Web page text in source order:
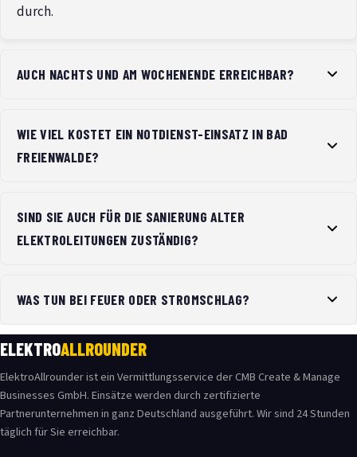
durch.
AUCH NACHTS UND AM WOCHENENDE ERREICHBAR?
WIE VIEL KOSTET EIN NOTDIENST-EINSATZ IN BAD
FREIENWALDE?
SIND SIE AUCH FÜR DIE SANIERUNG ALTER
ELEKTROLEITUNGEN ZUSTÄNDIG?
WAS TUN BEI FEUER ODER STROMSCHLAG?
ELEKTROALLROUNDER
ElektroAllrounder ist ein Vermittlungsservice der CMB Create & Manage
Businesses GmbH. Einsätze werden durch zertifizierte
Partnerunternehmen in ganz Deutschland ausgeführt. Wir sind 24 Stunden
täglich für Sie erreichbar.